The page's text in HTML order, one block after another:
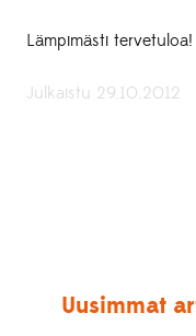
Lämpimästi tervetuloa!
Julkaistu 29.10.2012
Uusimmat